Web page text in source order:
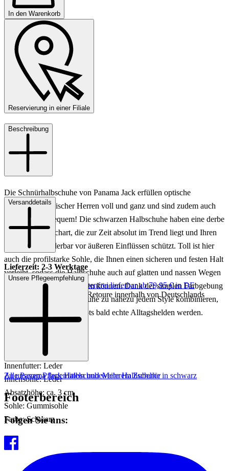
In den Warenkorb
Reservierung in einer Filiale
Beschreibung
Die Schnürhalbschuhe von Panama Jack erfüllen optische
Ansprüche modischer Herren voll und ganz und sind zudem auch
noch überaus bequem! Die schwarzen Halbschuhe haben eine derbe
und robuste Machart, die zur Zeit absolut im Trend liegt und Ihren
Fuß dabei wunderbar vor äußeren Einflüssen schützt. Toll ist hier
auch die profilstarke Sohle, die Ihnen einen sicheren und festen Halt
verleiht, sodass die Halbschuhe auch auf glatten und nassen Wegen
wunderbar getragen werden können. Dank der simplen Farbgebung
können Sie die Herrenschuhe zu nahezu jedem Style kombinieren,
sodass die schwarzen Boots bald echte Alltagshelden werden.
Material: Leder
Innenfutter: Leder
Innensohle: Leder
Absatzhöhe: ca. 3 cm
Sohle: Gummisohle
Farbe: Schwarz
Versanddetails
Lieferzeit: 2-3 Werktage
Keine Versandkosten:
kostenfrei lieferbar ab 79,95 € in DE
Einfache und Kostenlose Retoure innerhalb von Deutschlands
Unsere Pflegeempfehlung
Zu unseren Pflegemitteln und weiterem Zubehör
Alle Panama Jack HalbschuheMehr Halbschuhe in schwarz
Footerbereich
Folgen Sie uns: